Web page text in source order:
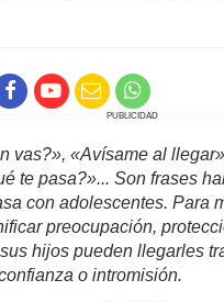
PUBLICIDAD
vas?», «Avísame al
te pasa?»... Son frases
con adolescentes. Para
preocupación,
hijos pueden llegarles
o intromisión.